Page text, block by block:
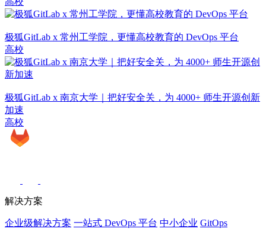
极狐GitLab x 常州工学院，更懂高校教育的 DevOps 平台
高校
极狐GitLab x 南京大学｜把好安全关，为 4000+ 师生开源创新
加速
高校
解决方案
企业级解决方案 一站式 DevOps 平台 中小企业 GitOps